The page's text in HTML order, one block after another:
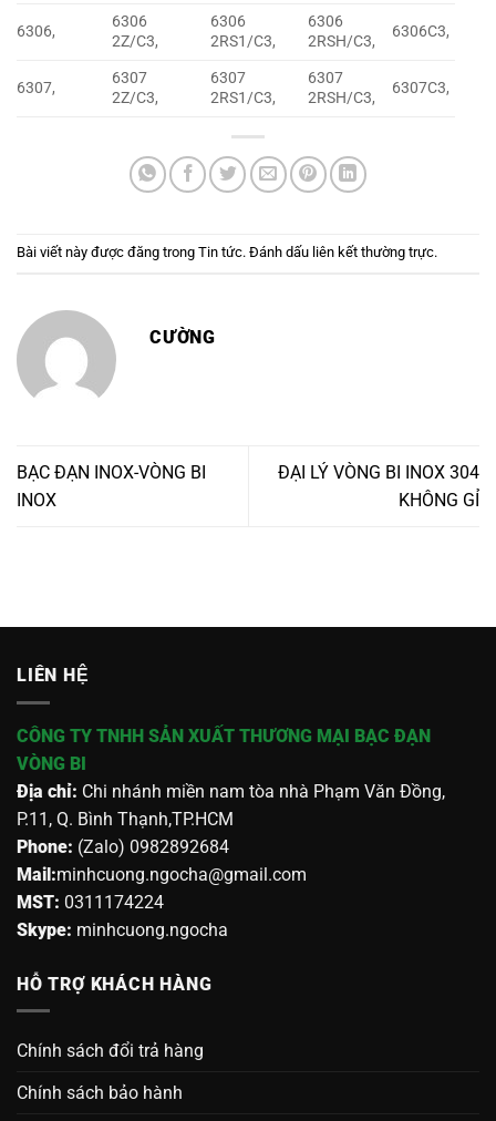
6306,
6306
2Z/C3,
6306
2RS1/C3,
6306
2RSH/C3,
6306C3,
6307,
6307
2Z/C3,
6307
2RS1/C3,
6307
2RSH/C3,
6307C3,
Bài viết này được đăng trong Tin tức. Đánh dấu liên kết thường trực.
CƯỜNG
BẠC ĐẠN INOX-VÒNG BI
INOX
ĐẠI LÝ VÒNG BI INOX 304
KHÔNG GỈ
LIÊN HỆ
CÔNG TY TNHH SẢN XUẤT THƯƠNG MẠI BẠC ĐẠN
VÒNG BI
Địa chỉ: Chi nhánh miền nam tòa nhà Phạm Văn Đồng,
P.11, Q. Bình Thạnh,TP.HCM
Phone: (Zalo) 0982892684
Mail:minhcuong.ngocha@gmail.com
MST: 0311174224
Skype: minhcuong.ngocha
HỖ TRỢ KHÁCH HÀNG
Chính sách đổi trả hàng
Chính sách bảo hành